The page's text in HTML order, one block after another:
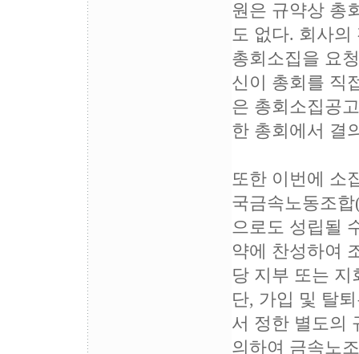
원은 규약상 총
도 없다. 회사의
총회소집을 요
신이 총회를 직
은 총회소집공
한 총회에서 결
또한 이번에 소
국금속노동조
으로도 성립될
약에 찬성하여
당 지부 또는
단, 가입 및 탈
서 정한 별도의
의하여 금속노